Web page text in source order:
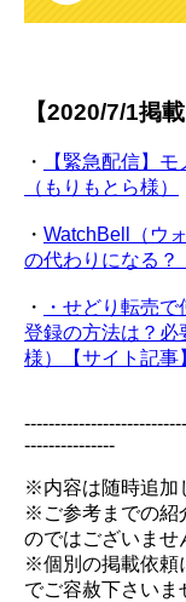
【2020/7/1掲
・
【緊急配信】
（もりもとら様）
・ WatchBell（ウ
の代わりになる？
・
・せどり転売
登録の方法は？必
様）【サイト記事
---------------
※内容は随時追加
※ご参考までの紹
のではございませ
※個別の掲載依頼
でご容赦下さいま